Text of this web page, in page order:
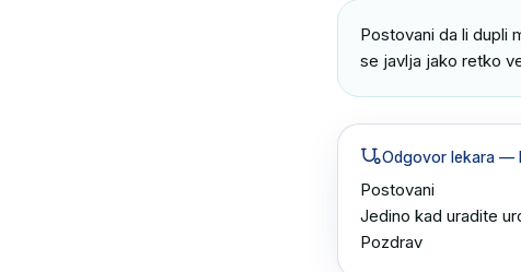
Postovani da li dupli
se javlja jako retko
Odgovor lekara —
Postovani
Jedino kad uradite
Pozdrav